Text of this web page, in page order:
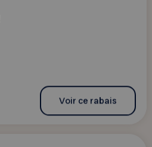
Voir ce rabais